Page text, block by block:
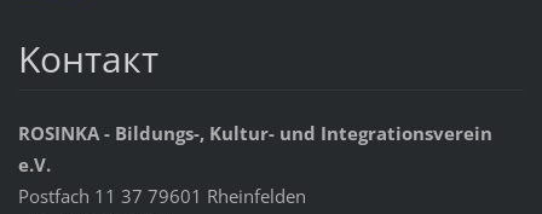
Koнтакт
ROSINKA - Bildungs-, Kultur- und Integrationsverein
e.V.
Postfach 11 37 79601 Rheinfelden